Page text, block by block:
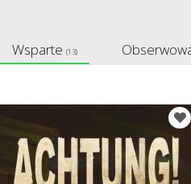
Wsparte (13)